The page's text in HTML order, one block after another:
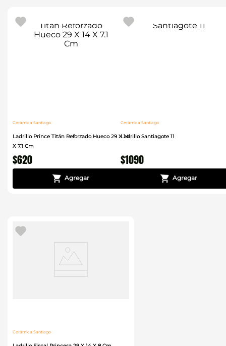
Cerámica Santiago
Ladrillo Prince Titán Reforzado Hueco 29 X 14
X 7.1 Cm
$620
Cerámica Santiago
Ladrillo Santiagote 11
$1090
Cerámica Santiago